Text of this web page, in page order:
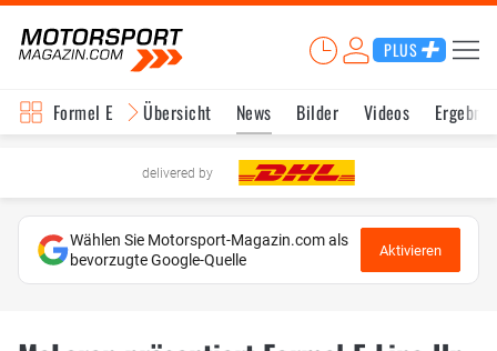
PLUS
Formel E Übersicht News Bilder Videos
delivered by
Wählen Sie Motorsport-Magazin.com als
bevorzugte Google-Quelle
Aktivieren